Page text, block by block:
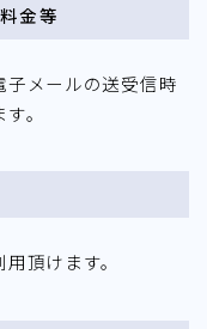
金等
子メールの送受信時
。
頂けます。